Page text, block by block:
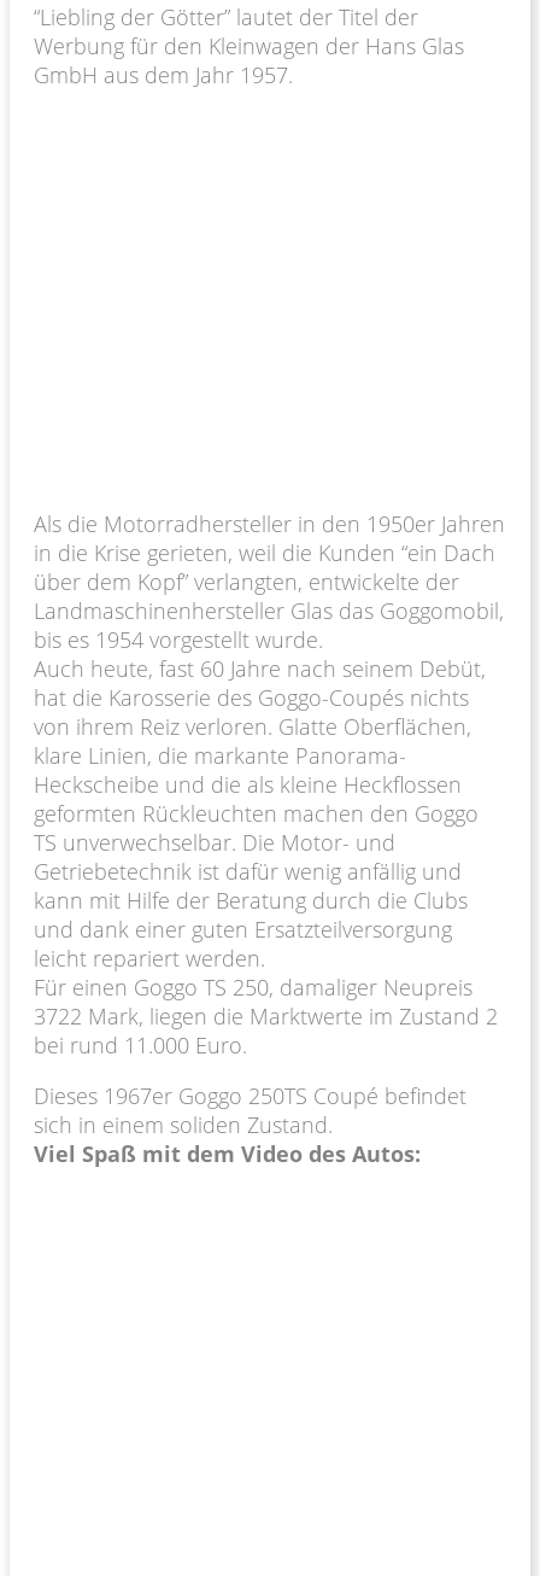
“Liebling der Götter” lautet der Titel der
Werbung für den Kleinwagen der Hans Glas
GmbH aus dem Jahr 1957.
Als die Motorradhersteller in den 1950er Jahren
in die Krise gerieten, weil die Kunden “ein Dach
über dem Kopf” verlangten, entwickelte der
Landmaschinenhersteller Glas das Goggomobil,
bis es 1954 vorgestellt wurde.
Auch heute, fast 60 Jahre nach seinem Debüt,
hat die Karosserie des Goggo-Coupés nichts
von ihrem Reiz verloren. Glatte Oberflächen,
klare Linien, die markante Panorama-
Heckscheibe und die als kleine Heckflossen
geformten Rückleuchten machen den Goggo
TS unverwechselbar. Die Motor- und
Getriebetechnik ist dafür wenig anfällig und
kann mit Hilfe der Beratung durch die Clubs
und dank einer guten Ersatzteilversorgung
leicht repariert werden.
Für einen Goggo TS 250, damaliger Neupreis
3722 Mark, liegen die Marktwerte im Zustand 2
bei rund 11.000 Euro.
Dieses 1967er Goggo 250TS Coupé befindet
sich in einem soliden Zustand.
Viel Spaß mit dem Video des Autos: